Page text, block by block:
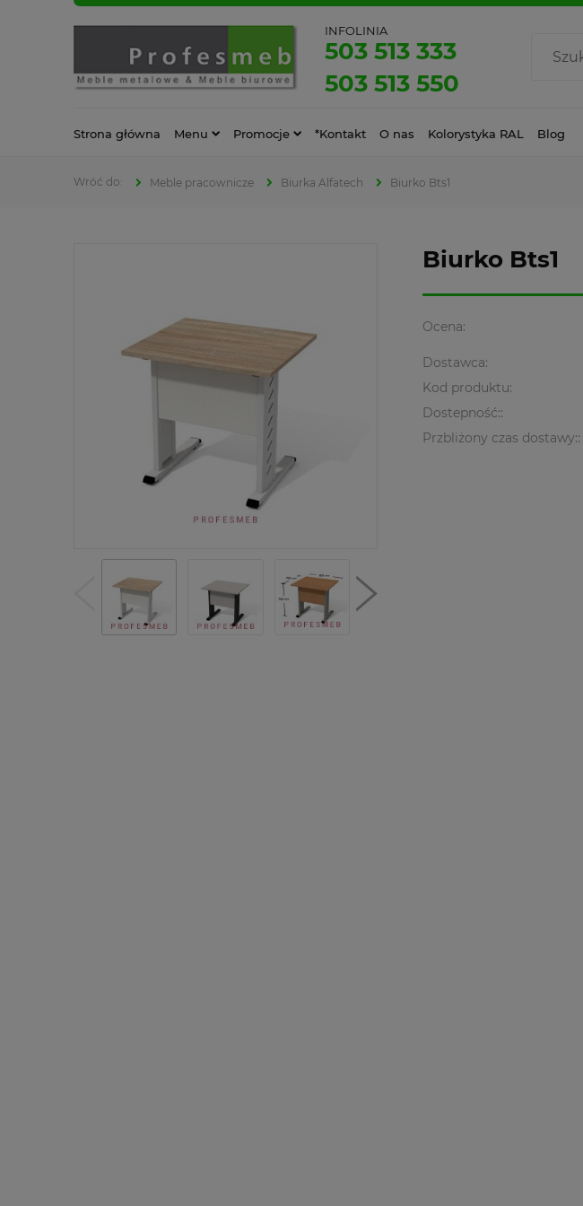
INFOLINIA
503 513 333
503 513 550
Strona główna Menu Promocje *Kontakt O nas Kolorystyka RAL Blog
Meble pracownicze Biurka Alfatech Biurko Bts1
Biurko Bts1
Ocena:
Dostawca:
Kod produktu:
Dostepność::
Przbliżony czas dostawy::